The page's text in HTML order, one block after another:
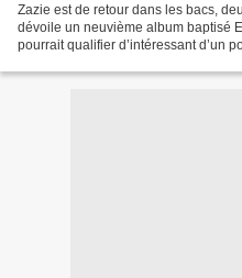
Zazie est de retour dans les bacs,
dévoile un neuvième album baptisé
pourrait qualifier d’intéressant d’un